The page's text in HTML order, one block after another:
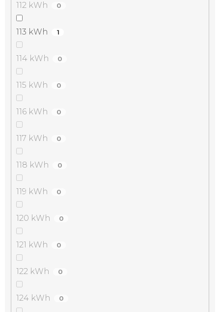
112 kWh 0
113 kWh 1
114 kWh 0
115 kWh 0
116 kWh 0
117 kWh 0
118 kWh 0
119 kWh 0
120 kWh 0
121 kWh 0
122 kWh 0
124 kWh 0